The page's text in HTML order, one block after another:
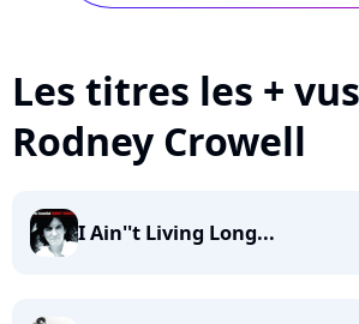
Les titres les +
Rodney Crowell
I Ain''t Living Long...